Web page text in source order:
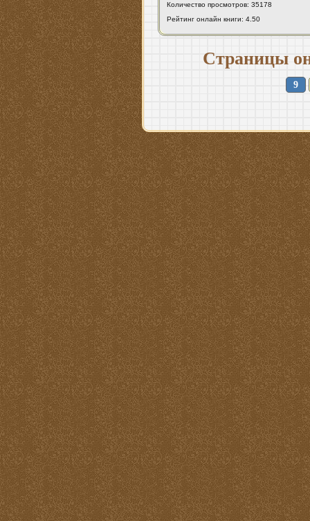
Количество просмотров: 35178
Рейтинг онлайн книги: 4.50
Страницы
9